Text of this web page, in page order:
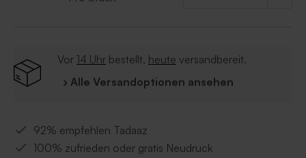
• Geschmack: Mandel
• Zutaten: Zucker, Mandeln 30 %, Reisstärke,
Emulgator E414, Maltodextrin, Aroma, Schellack,
Vor 14 Uhr bestellt, heute versandbereit.
› Alle Versandoptionen ansehen
92% empfehlen Tadaaz
100% zufrieden oder gratis Neudruck